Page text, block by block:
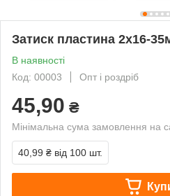
Затиск пластина 2х16-
В наявності
Код: 00003
Опт і роздріб
45,90 ₴
Мінімальна сума замовлення на
40,99 ₴ від 100 шт.